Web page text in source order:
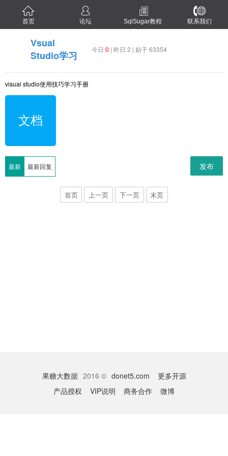
首页 论坛 SqlSugar教程 联系我们
Vsual
Studio学习
今日 0 | 昨日 2 | 贴子 63354
visual studio使用技巧学习手册
文档
最新 最新回复 发布
首页 上一页 下一页 末页
果糖大数据 2016 © donet5.com
更多开源
产品授权
VIP说明 商务合作 微博